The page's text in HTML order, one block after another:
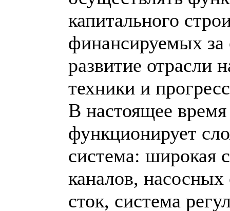
капитального
финансируемых за
развитие отрасли
техники и
В настоящее
функционирует
система: широкая
каналов,
сток, система